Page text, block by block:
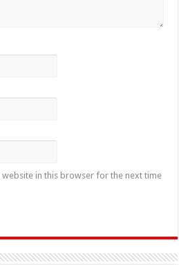
website in this browser for the next time